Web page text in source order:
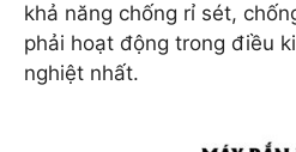
khả năng chống rỉ sét,
phải hoạt động trong điều
nghiệt nhất.